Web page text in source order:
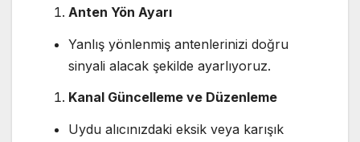
Anten Yön Ayarı
Yanlış yönlenmiş antenlerinizi doğru
sinyali alacak şekilde ayarlıyoruz.
Kanal Güncelleme ve Düzenleme
Uydu alıcınızdaki eksik veya karışık